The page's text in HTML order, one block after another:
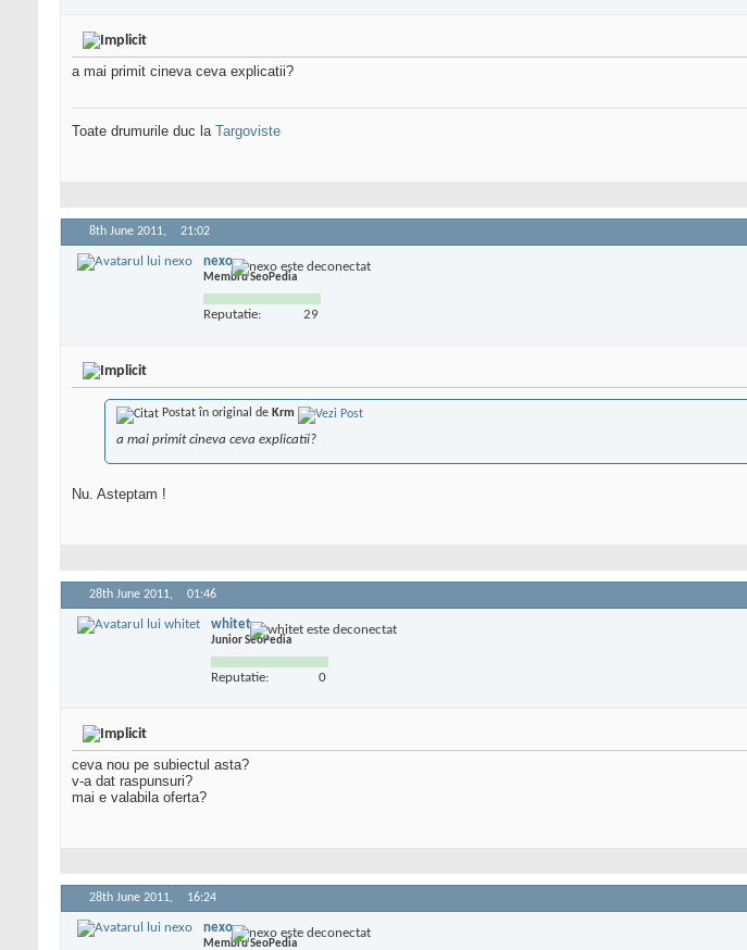
a mai primit cineva ceva explicatii?
Toate drumurile duc la Targoviste
8th June 2011, 21:02
nexo
Membru SeoPedia
Reputatie: 29
Postat în original de Krm
a mai primit cineva ceva explicatii?
Nu. Asteptam !
28th June 2011, 01:46
whitet
Junior SeoPedia
Reputatie: 0
ceva nou pe subiectul asta?
v-a dat raspunsuri?
mai e valabila oferta?
28th June 2011, 16:24
nexo
Membru SeoPedia